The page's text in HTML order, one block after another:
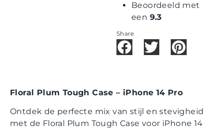
Beoordeeld met
een 9.3
Share
Floral Plum Tough Case – iPhone 14 Pro
Ontdek de perfecte mix van stijl en stevigheid
met de Floral Plum Tough Case voor iPhone 14